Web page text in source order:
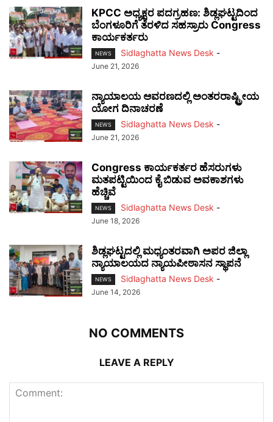
KPCC ಅಧ್ಯಕ್ಷರ ಪದಗ್ರಹಣ: ಶಿಡ್ಲಘಟ್ಟದಿಂದ
ಬೆಂಗಳೂರಿಗೆ ತೆರಳಿದ ಸಹಸ್ರಾರು Congress
ಕಾರ್ಯಕರ್ತರು
NEWS Sidlaghatta News Desk -
June 21, 2026
ನ್ಯಾಯಾಲಯ ಆವರಣದಲ್ಲಿ ಅಂತರರಾಷ್ಟ್ರೀಯ
ಯೋಗ ದಿನಾಚರಣೆ
NEWS Sidlaghatta News Desk -
June 21, 2026
Congress ಕಾರ್ಯಕರ್ತರ ಹೆಸರುಗಳು
ಮತಪಟ್ಟಿಯಿಂದ ಕೈ ಬಿಡುವ ಅವಕಾಶಗಳು
ಹೆಚ್ಚಿವೆ
NEWS Sidlaghatta News Desk -
June 18, 2026
ಶಿಡ್ಲಘಟ್ಟದಲ್ಲಿ ಮಧ್ಯಂತರವಾಗಿ ಅಪರ ಜಿಲ್ಲಾ
ನ್ಯಾಯಾಲಯದ ನ್ಯಾಯಪೀಠಾಸನ ಸ್ಥಾಪನೆ
NEWS Sidlaghatta News Desk -
June 14, 2026
NO COMMENTS
LEAVE A REPLY